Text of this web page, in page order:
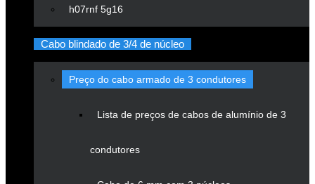
h07rnf 5g16
Cabo blindado de 3/4 de núcleo
Preço do cabo armado de 3 condutores
Lista de preços de cabos de alumínio de 3
condutores